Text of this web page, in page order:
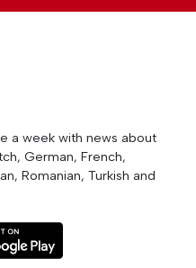
a week with news about
German, French,
Romanian, Turkish and